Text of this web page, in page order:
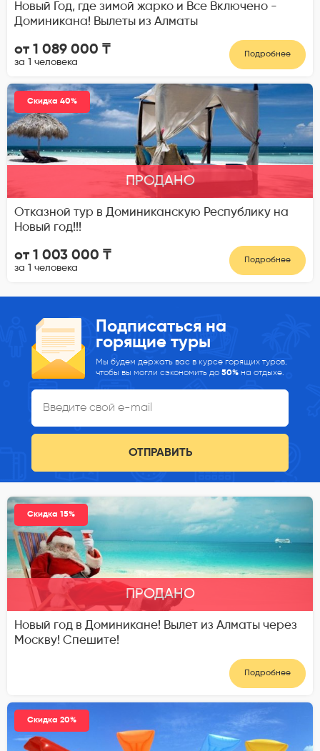
Новый Год, где зимой жарко и Все Включено -
Доминикана! Вылеты из Алматы
от 1 089 000 ₸
за 1 человека
Подробнее
Скидка 40%
ПРОДАНО
Отказной тур в Доминиканскую Республику на
Новый год!!!
от 1 003 000 ₸
за 1 человека
Подробнее
Подписаться на
горящие туры
Мы будем держать вас в курсе горящих туров,
чтобы вы могли сэкономить до 50% на отдыхе.
ОТПРАВИТЬ
Скидка 15%
ПРОДАНО
Новый год в Доминикане! Вылет из Алматы через
Москву! Спешите!
Подробнее
Скидка 20%